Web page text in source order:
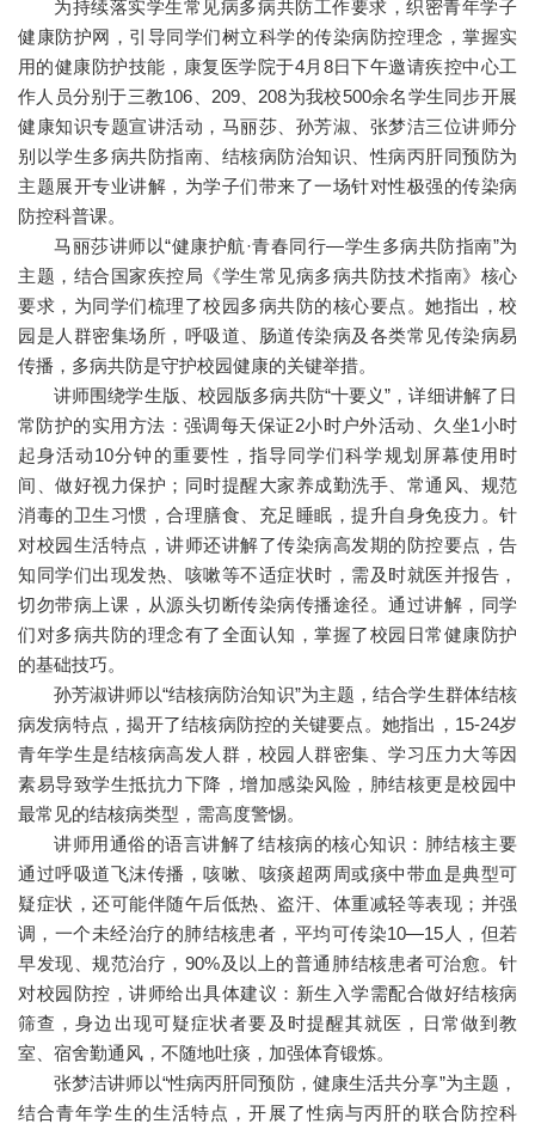
为持续落实学生常见病多病共防工作要求，织密青年学子
健康防护网，引导同学们树立科学的传染病防控理念，掌握实
用的健康防护技能，康复医学院于4月8日下午邀请疾控中心工
作人员分别于三教106、209、208为我校500余名学生同步开展
健康知识专题宣讲活动，马丽莎、孙芳淑、张梦洁三位讲师分
别以学生多病共防指南、结核病防治知识、性病丙肝同预防为
主题展开专业讲解，为学子们带来了一场针对性极强的传染病
防控科普课。
马丽莎讲师以“健康护航·青春同行—学生多病共防指南”为
主题，结合国家疾控局《学生常见病多病共防技术指南》核心
要求，为同学们梳理了校园多病共防的核心要点。她指出，校
园是人群密集场所，呼吸道、肠道传染病及各类常见传染病易
传播，多病共防是守护校园健康的关键举措。
讲师围绕学生版、校园版多病共防“十要义”，详细讲解了日
常防护的实用方法：强调每天保证2小时户外活动、久坐1小时
起身活动10分钟的重要性，指导同学们科学规划屏幕使用时
间、做好视力保护；同时提醒大家养成勤洗手、常通风、规范
消毒的卫生习惯，合理膳食、充足睡眠，提升自身免疫力。针
对校园生活特点，讲师还讲解了传染病高发期的防控要点，告
知同学们出现发热、咳嗽等不适症状时，需及时就医并报告，
切勿带病上课，从源头切断传染病传播途径。通过讲解，同学
们对多病共防的理念有了全面认知，掌握了校园日常健康防护
的基础技巧。
孙芳淑讲师以“结核病防治知识”为主题，结合学生群体结核
病发病特点，揭开了结核病防控的关键要点。她指出，15-24岁
青年学生是结核病高发人群，校园人群密集、学习压力大等因
素易导致学生抵抗力下降，增加感染风险，肺结核更是校园中
最常见的结核病类型，需高度警惕。
讲师用通俗的语言讲解了结核病的核心知识：肺结核主要
通过呼吸道飞沫传播，咳嗽、咳痰超两周或痰中带血是典型可
疑症状，还可能伴随午后低热、盗汗、体重减轻等表现；并强
调，一个未经治疗的肺结核患者，平均可传染10—15人，但若
早发现、规范治疗，90%及以上的普通肺结核患者可治愈。针
对校园防控，讲师给出具体建议：新生入学需配合做好结核病
筛查，身边出现可疑症状者要及时提醒其就医，日常做到教
室、宿舍勤通风，不随地吐痰，加强体育锻炼。
张梦洁讲师以“性病丙肝同预防，健康生活共分享”为主题，
结合青年学生的生活特点，开展了性病与丙肝的联合防控科